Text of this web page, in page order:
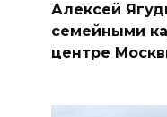
Алексей
семейными
центре